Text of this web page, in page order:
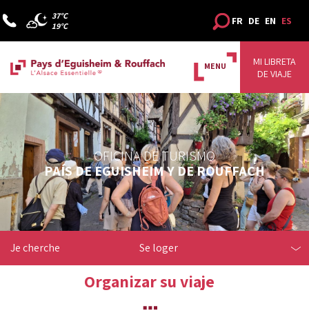
37°C
19°C
FR DE EN ES
MI LIBRETA
DE VIAJE
MENU
OFICINA DE TURISMO
PAÍS DE EGUISHEIM Y DE ROUFFACH
Je cherche Se loger
Organizar su viaje